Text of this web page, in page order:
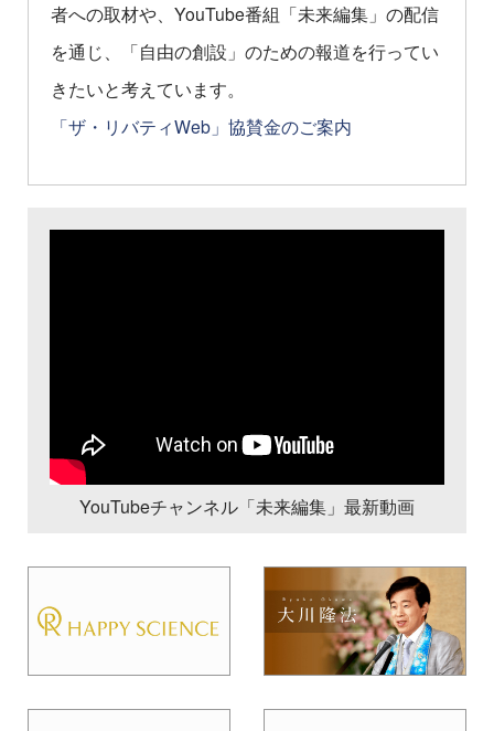
者への取材や、YouTube番組「未来編集」の配信
を通じ、「自由の創設」のための報道を行ってい
きたいと考えています。
「ザ・リバティWeb」協賛金のご案内
YouTubeチャンネル「未来編集」最新動画